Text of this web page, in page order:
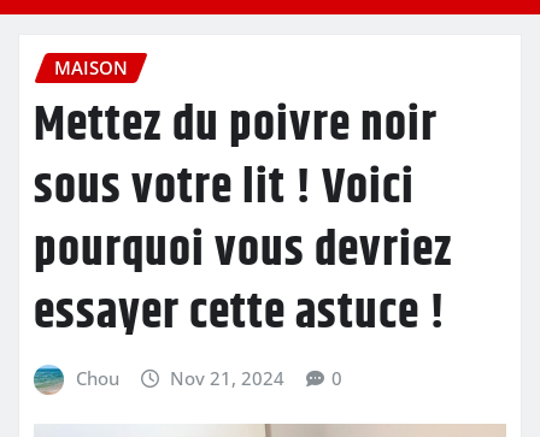
MAISON
Mettez du poivre noir
sous votre lit ! Voici
pourquoi vous devriez
essayer cette astuce !
Chou Nov 21, 2024 0